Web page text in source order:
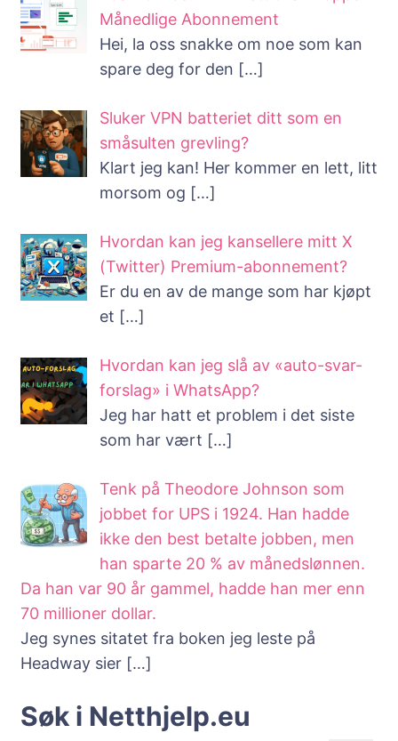
Månedlige Abonnement
Hei, la oss snakke om noe som kan
spare deg for den […]
Sluker VPN batteriet ditt som en
småsulten grevling?
Klart jeg kan! Her kommer en lett, litt
morsom og […]
Hvordan kan jeg kansellere mitt X
(Twitter) Premium-abonnement?
Er du en av de mange som har kjøpt
et […]
Hvordan kan jeg slå av «auto-svar-
forslag» i WhatsApp?
Jeg har hatt et problem i det siste
som har vært […]
Tenk på Theodore Johnson som
jobbet for UPS i 1924. Han hadde
ikke den best betalte jobben, men
han sparte 20 % av månedslønnen.
Da han var 90 år gammel, hadde han mer enn
70 millioner dollar.
Jeg synes sitatet fra boken jeg leste på
Headway sier […]
Søk i Netthjelp.eu